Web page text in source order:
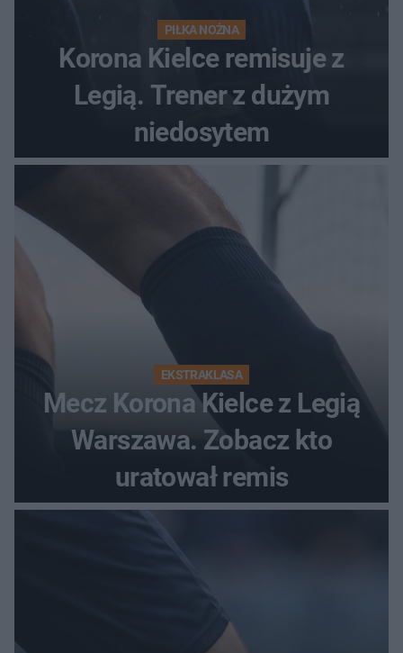
PIŁKA NOŻNA
Korona Kielce remisuje z
Legią. Trener z dużym
niedosytem
EKSTRAKLASA
Mecz Korona Kielce z Legią
Warszawa. Zobacz kto
uratował remis